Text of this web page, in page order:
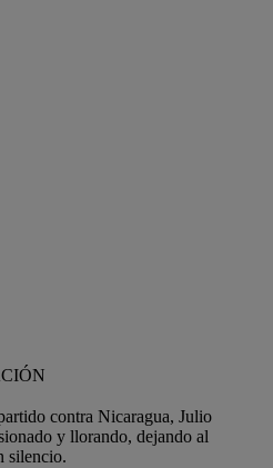
contra Nicaragua, Julio
y llorando, dejando al
silencio.